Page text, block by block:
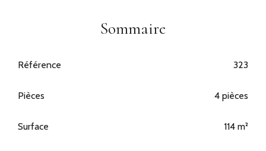
Sommaire
Référence 323
Pièces 4 pièces
Surface 114 m²